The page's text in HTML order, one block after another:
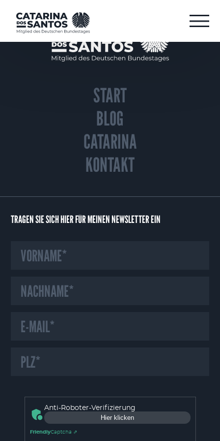
START
BLOG
CATARINA
KONTAKT
TRAGEN SIE SICH HIER FÜR MEINEN NEWSLETTER EIN
Anti-Roboter-Verifizierung
Hier klicken
FriendlyCaptcha ⇗
Wir verwenden auf unserer Webseite Cookies und ähnliche Technologien,
die für das Funktionieren der Webseite erforderlich sind. Mit Ihrer
Einwilligung verwenden wir zudem Cookies zur Nutzungsanalyse unserer
Bedienung unserer Webseite zu erkennen und schnellstmöglich